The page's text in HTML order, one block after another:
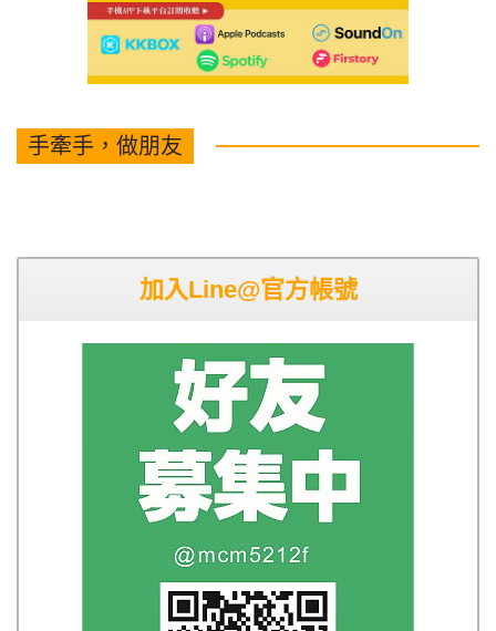
手牽手，做朋友
加入Line@官方帳號